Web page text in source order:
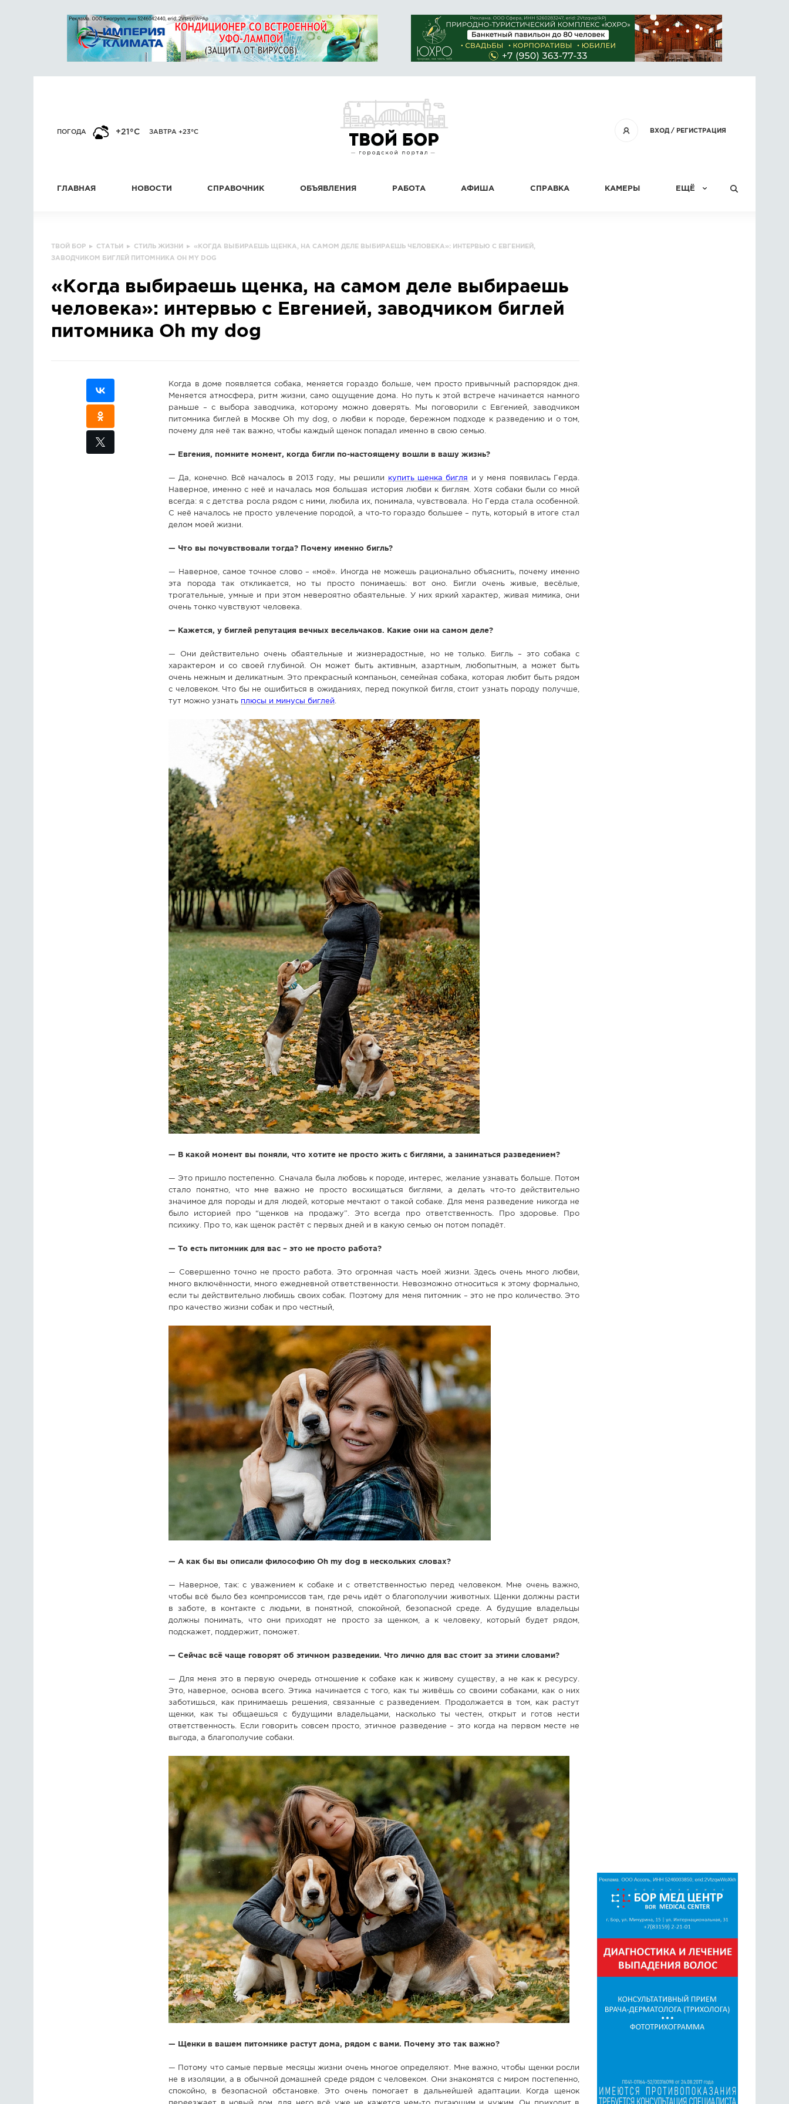
ВХОД/ РЕГИСТРАЦИЯ
ПОГОДА +21°C ЗАВТРА +23°C
ГЛАВНАЯ НОВОСТИ СПРАВОЧНИК ОБЪЯВЛЕНИЯ РАБОТА АФИША СПРАВКА КАМЕРЫ ЕЩЁ
ТВОЙ БОР ▸ СТАТЬИ ▸ СТИЛЬ ЖИЗНИ ▸ «КОГДА ВЫБИРАЕШЬ ЩЕНКА, НА САМОМ ДЕЛЕ ВЫБИРАЕШЬ ЧЕЛОВЕКА»: ИНТЕРВЬЮ С ЕВГЕНИЕЙ,
ЗАВОДЧИКОМ БИГЛЕЙ ПИТОМНИКА OH MY DOG
«Когда выбираешь щенка, на самом деле выбираешь
человека»: интервью с Евгенией, заводчиком биглей
питомника Oh my dog
Когда в доме появляется собака, меняется гораздо больше, чем просто привычный распорядок дня.
Меняется атмосфера, ритм жизни, само ощущение дома. Но путь к этой встрече начинается намного
раньше – с выбора заводчика, которому можно доверять. Мы поговорили с Евгенией, заводчиком
питомника биглей в Москве Oh my dog, о любви к породе, бережном подходе к разведению и о том,
почему для неё так важно, чтобы каждый щенок попадал именно в свою семью.
— Евгения, помните момент, когда бигли по-настоящему вошли в вашу жизнь?
— Да, конечно. Всё началось в 2013 году, мы решили купить щенка бигля
и у меня появилась Герда.
Наверное, именно с неё и началась моя большая история любви к биглям. Хотя собаки были со мной
всегда: я с детства росла рядом с ними, любила их, понимала, чувствовала. Но Герда стала особенной.
С неё началось не просто увлечение породой, а что-то гораздо большее – путь, который в итоге стал
делом моей жизни.
— Что вы почувствовали тогда? Почему именно бигль?
— Наверное, самое точное слово – «моё». Иногда не можешь рационально объяснить, почему именно
эта порода так откликается, но ты просто понимаешь: вот оно. Бигли очень живые, весёлые,
трогательные, умные и при этом невероятно обаятельные. У них яркий характер, живая мимика, они
очень тонко чувствуют человека.
— Кажется, у биглей репутация вечных весельчаков. Какие они на самом деле?
— Они действительно очень обаятельные и жизнерадостные, но не только. Бигль – это собака с
характером и со своей глубиной. Он может быть активным, азартным, любопытным, а может быть
очень нежным и деликатным. Это прекрасный компаньон, семейная собака, которая любит быть рядом
с человеком. Что бы не ошибиться в ожиданиях, перед покупкой бигля, стоит узнать породу получше,
тут можно узнать плюсы и минусы биглей
— В какой момент вы поняли, что хотите не просто жить с биглями, а заниматься разведением?
— Это пришло постепенно. Сначала была любовь к породе, интерес, желание узнавать больше. Потом
стало понятно, что мне важно не просто восхищаться биглями, а делать что-то действительно
значимое для породы и для людей, которые мечтают о такой собаке. Для меня разведение никогда не
было историей про “щенков на продажу”. Это всегда про ответственность. Про здоровье. Про
психику. Про то, как щенок растёт с первых дней и в какую семью он потом попадёт.
— То есть питомник для вас – это не просто работа?
— Совершенно точно не просто работа. Это огромная часть моей жизни. Здесь очень много любви,
много включённости, много ежедневной ответственности. Невозможно относиться к этому формально,
если ты действительно любишь своих собак. Поэтому для меня питомник – это не про количество. Это
про качество жизни собак и про честный,
— А как бы вы описали философию Oh my dog в нескольких словах?
— Наверное, так: с уважением к собаке и с ответственностью перед человеком. Мне очень важно,
чтобы всё было без компромиссов там, где речь идёт о благополучии животных. Щенки должны расти
в заботе, в контакте с людьми, в понятной, спокойной, безопасной среде. А будущие владельцы
должны понимать, что они приходят не просто за щенком, а к человеку, который будет рядом,
подскажет, поддержит, поможет.
— Сейчас всё чаще говорят об этичном разведении. Что лично для вас стоит за этими словами?
— Для меня это в первую очередь отношение к собаке как к живому существу, а не как к ресурсу.
Это, наверное, основа всего. Этика начинается с того, как ты живёшь со своими собаками, как о них
заботишься, как принимаешь решения, связанные с разведением. Продолжается в том, как растут
щенки, как ты общаешься с будущими владельцами, насколько ты честен, открыт и готов нести
ответственность. Если говорить совсем просто, этичное разведение – это когда на первом месте не
выгода, а благополучие собаки.
— Щенки в вашем питомнике растут дома, рядом с вами. Почему это так важно?
— Потому что самые первые месяцы жизни очень многое определяют. Мне важно, чтобы щенки росли
не в изоляции, а в обычной домашней среде рядом с человеком. Они знакомятся с миром постепенно,
спокойно, в безопасной обстановке. Это очень помогает в дальнейшей адаптации. Когда щенок